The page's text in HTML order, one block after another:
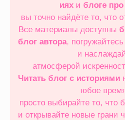
иях и блоге
вы точно найдёте то, что
Все материалы доступны
блог автора,
и
атмосферой
Читать блог с историями
юбое
просто выбирайте то, что
и открывайте новые грани